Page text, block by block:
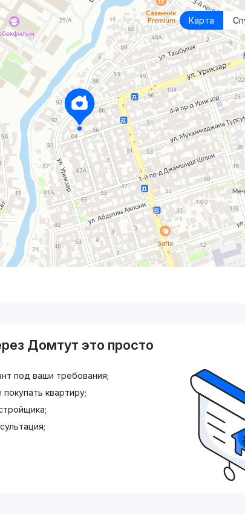
Карта
Домтут это просто
под ваши требования;
квартиру;